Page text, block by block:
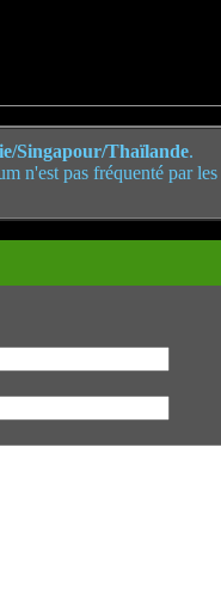
Singapour/Thaïlande.
n'est pas fréquenté par